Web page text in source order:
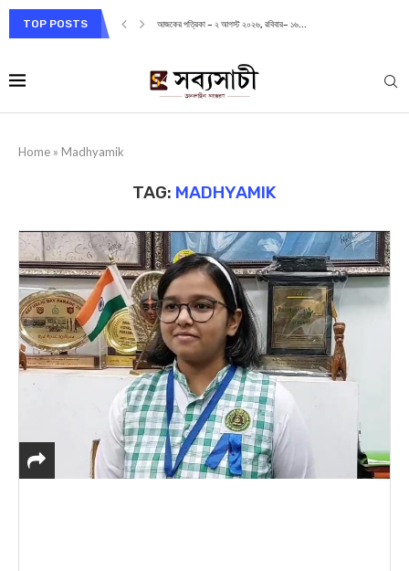
TOP POSTS আজকের পত্রিকা – ২ আগস্ট ২০২৬, রবিবার– ১৬...
Home » Madhyamik
TAG: MADHYAMIK